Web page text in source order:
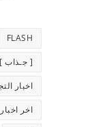
FLASH
[ جـذاب ]
اخبار
اخر